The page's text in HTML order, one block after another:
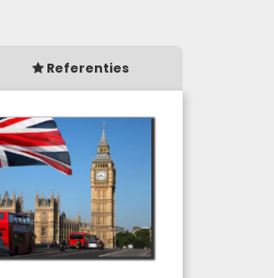
Referenties